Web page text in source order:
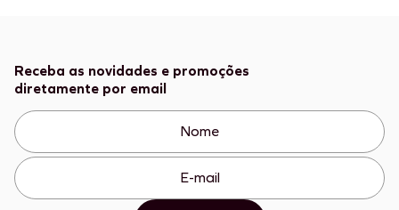
Receba as novidades e promoções
diretamente por email